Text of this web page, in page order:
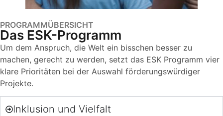
PROGRAMMÜBERSICHT
Das ESK-Programm
Um dem Anspruch, die Welt ein bisschen besser zu
machen, gerecht zu werden, setzt das ESK Programm vier
klare Prioritäten bei der Auswahl förderungswürdiger
Projekte.
Inklusion und Vielfalt